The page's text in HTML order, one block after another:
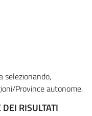
selezionando,
Province autonome.
RISULTATI